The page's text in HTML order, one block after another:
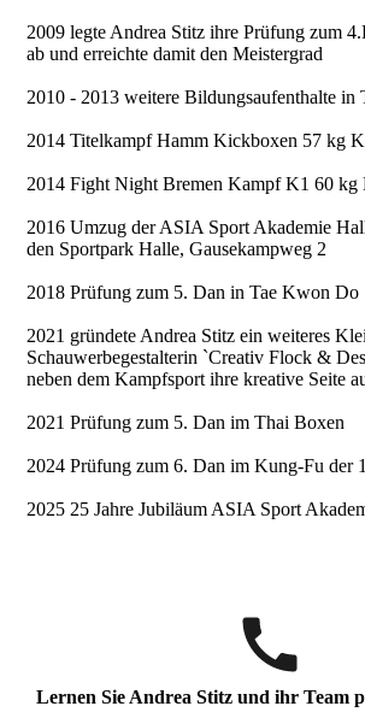
2009 legte Andrea Stitz ihre Prüfung zum
ab und erreichte damit den Meistergrad
2010 - 2013 weitere Bildungsaufenthalte in
2014 Titelkampf Hamm Kickboxen 57 kg
2014 Fight Night Bremen Kampf K1 60 kg
2016 Umzug der ASIA Sport Akademie
den Sportpark Halle, Gausekampweg 2
2018 Prüfung zum 5. Dan in Tae Kwon Do
2021 gründete Andrea Stitz ein weiteres
Schauwerbegestalterin `Creativ Flock &
neben dem Kampfsport ihre kreative Seite
2021 Prüfung zum 5. Dan im Thai Boxen
2024 Prüfung zum 6. Dan im Kung-Fu der
2025 25 Jahre Jubiläum ASIA Sport
Lernen Sie Andrea Stitz und ihr Team